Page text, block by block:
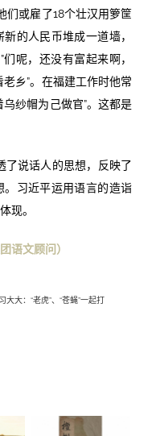
们或雇了18个壮汉用箩筐
的人民币堆成一道墙，
呢，还没有富起来啊，
乡”。在福建工作时他常
纱帽为己做官”。这都是
了说话人的思想，反映了
习近平运用语言的造诣
现。
语文顾问）
习大大：“老虎”、“苍蝇”一起打